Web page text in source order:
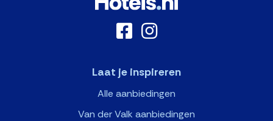
Laat je inspireren
Alle aanbiedingen
Van der Valk aanbiedingen